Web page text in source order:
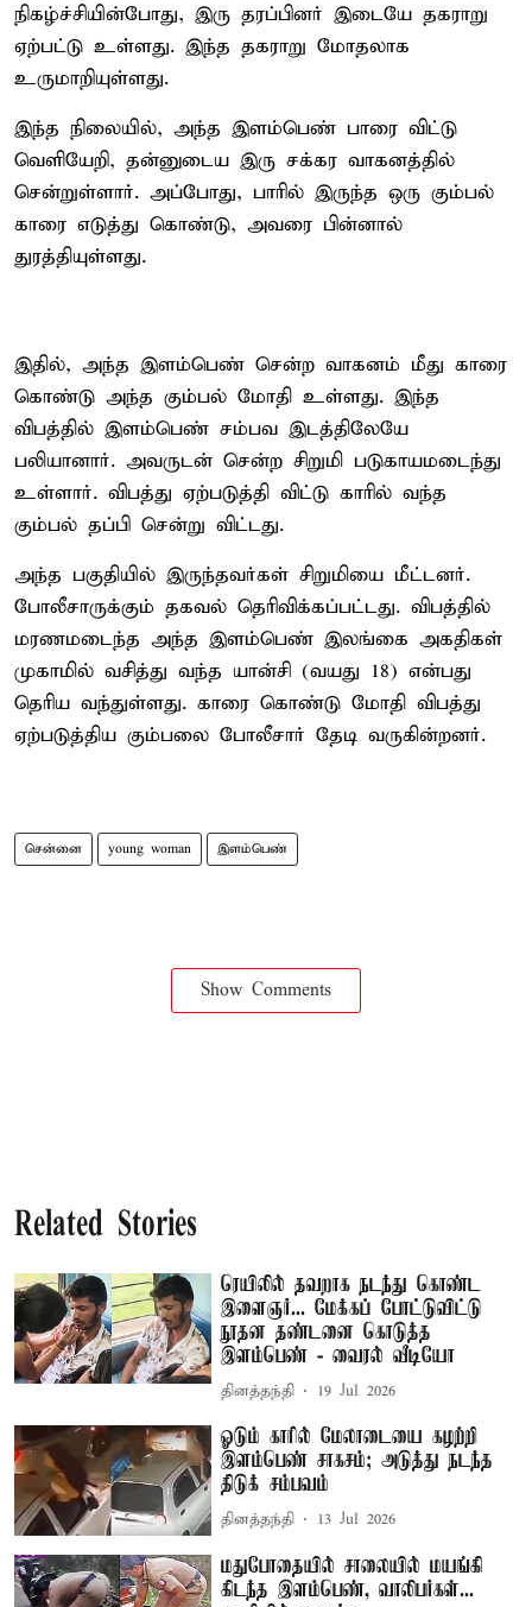
நிகழ்ச்சியின்போது, இரு தரப்பினர் இடையே தகராறு
ஏற்பட்டு உள்ளது. இந்த தகராறு மோதலாக
உருமாறியுள்ளது.
இந்த நிலையில், அந்த இளம்பெண் பாரை விட்டு
வெளியேறி, தன்னுடைய இரு சக்கர வாகனத்தில்
சென்றுள்ளார். அப்போது, பாரில் இருந்த ஒரு கும்பல்
காரை எடுத்து கொண்டு, அவரை பின்னால்
துரத்தியுள்ளது.
இதில், அந்த இளம்பெண் சென்ற வாகனம் மீது காரை
கொண்டு அந்த கும்பல் மோதி உள்ளது. இந்த
விபத்தில் இளம்பெண் சம்பவ இடத்திலேயே
பலியானார். அவருடன் சென்ற சிறுமி படுகாயமடைந்து
உள்ளார். விபத்து ஏற்படுத்தி விட்டு காரில் வந்த
கும்பல் தப்பி சென்று விட்டது.
அந்த பகுதியில் இருந்தவர்கள் சிறுமியை மீட்டனர்.
போலீசாருக்கும் தகவல் தெரிவிக்கப்பட்டது. விபத்தில்
மரணமடைந்த அந்த இளம்பெண் இலங்கை அகதிகள்
முகாமில் வசித்து வந்த யான்சி (வயது 18) என்பது
தெரிய வந்துள்ளது. காரை கொண்டு மோதி விபத்து
ஏற்படுத்திய கும்பலை போலீசார் தேடி வருகின்றனர்.
சென்னை young woman இளம்பெண்
Show Comments
Related Stories
ரெயிலில் தவறாக நடந்து கொண்ட
இளைஞர்... மேக்கப் போட்டுவிட்டு
நூதன தண்டனை கொடுத்த
இளம்பெண் - வைரல் வீடியோ
தினத்தந்தி 19 Jul 2026
ஓடும் காரில் மேலாடையை கழற்றி
இளம்பெண் சாகசம்; அடுத்து நடந்த
திடுக் சம்பவம்
தினத்தந்தி 13 Jul 2026
மதுபோதையில் சாலையில் மயங்கி
கிடந்த இளம்பெண், வாலிபர்கள்...